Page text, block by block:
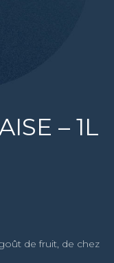
– 1L
de fruit, de chez